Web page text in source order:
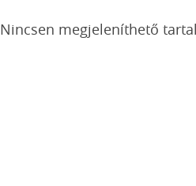
Nincsen megjeleníthető